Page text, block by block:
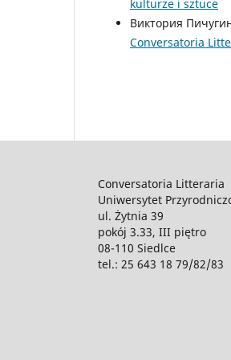
kulturze i sztuce
Виктория
Conversatoria
Conversatoria Litteraria
Uniwersytet
ul. Żytnia 39
pokój 3.33, III piętro
08-110 Siedlce
tel.: 25 643 18 79/82/83